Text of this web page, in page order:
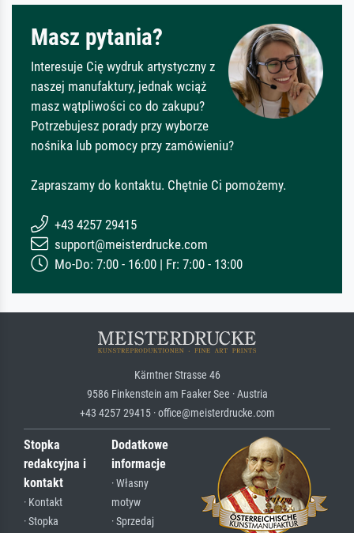
Masz pytania?
Interesuje Cię wydruk artystyczny z
naszej manufaktury, jednak wciąż
masz wątpliwości co do zakupu?
Potrzebujesz porady przy wyborze
nośnika lub pomocy przy zamówieniu?
Zapraszamy do kontaktu. Chętnie Ci pomożemy.
+43 4257 29415
support@meisterdrucke.com
Mo-Do: 7:00 - 16:00 | Fr: 7:00 - 13:00
Kärntner Strasse 46
9586 Finkenstein am Faaker See · Austria
+43 4257 29415 · office@meisterdrucke.com
Stopka
redakcyjna i
kontakt
· Kontakt
· Stopka
Dodatkowe
informacje
· Własny
motyw
· Sprzedaj